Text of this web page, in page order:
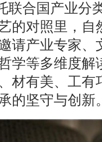
合国产业分
的对照里，
请产业专家
学等多维度解
材有美、工有
的坚守与创新